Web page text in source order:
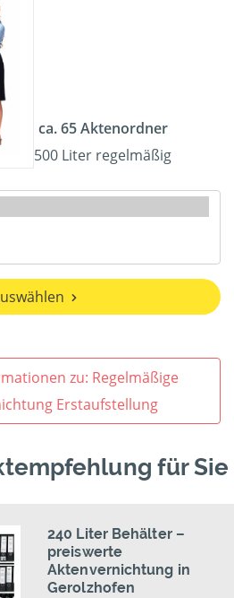
ca. 65 Aktenordner
500 Liter regelmäßig
zu: Regelmäßige
Erstaufstellung
für Sie
240 Liter Behälter –
preiswerte
Aktenvernichtung in
Gerolzhofen